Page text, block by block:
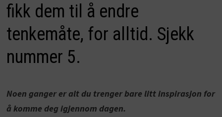
fikk dem til å endre
tenkemåte, for alltid. Sjekk
nummer 5.
Noen ganger er alt du trenger bare litt inspirasjon for
å komme deg igjennom dagen.